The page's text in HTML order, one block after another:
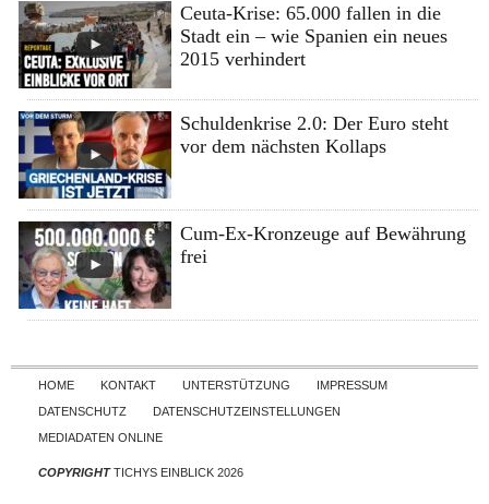
Ceuta-Krise: 65.000 fallen in die
Stadt ein – wie Spanien ein neues
2015 verhindert
Schuldenkrise 2.0: Der Euro steht
vor dem nächsten Kollaps
Cum-Ex-Kronzeuge auf Bewährung
frei
Skip to content
HOME KONTAKT UNTERSTÜTZUNG
IMPRESSUM
DATENSCHUTZ
DATENSCHUTZEINSTELLUNGEN
MEDIADATEN ONLINE
COPYRIGHTTICHYS EINBLICK 2026